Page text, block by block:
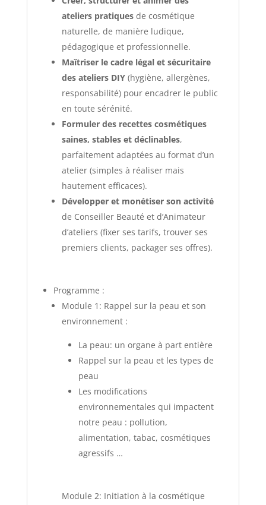
ateliers pratiquesde cosmétique
naturelle, de manière ludique,
pédagogique et professionnelle.
Maîtriser le cadre légal et sécuritaire
des ateliers DIY(hygiène, allergènes,
responsabilité) pour encadrer le public
en toute sérénité.
Formuler des recettes cosmétiques
saines, stables et déclinables,
parfaitement adaptées au format d’un
atelier (simples à réaliser mais
hautement efficaces).
Développer et monétiser son activité
de Conseiller Beauté et d’Animateur
d’ateliers (fixer ses tarifs, trouver ses
premiers clients, packager ses offres).
Programme :
Module 1: Rappel sur la peau et son
environnement :
La peau: un organe à part entière
Rappel sur la peau et les types de
peau
Les modifications
environnementales qui impactent
notre peau : pollution,
alimentation, tabac, cosmétiques
agressifs …
Module 2: Initiation à la cosmétique